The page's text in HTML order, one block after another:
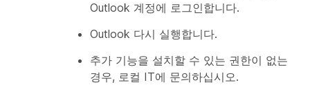
Outlook 계정에 로그인합니다.
Outlook 다시 실행합니다.
추가 기능을 설치할 수 있는 권한이 없는
경우, 로컬 IT에 문의하십시오.